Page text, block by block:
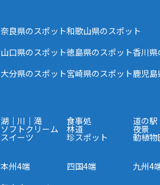
奈良県のスポット和歌山県のスポット
山口県のスポット徳島県のスポット香川県
大分県のスポット宮崎県のスポット鹿児島
湖｜川｜滝 食事処 道の駅
ソフトクリーム 林道 夜景
スイーツ 珍スポット 動植物
本州4端 四国4端 九州4